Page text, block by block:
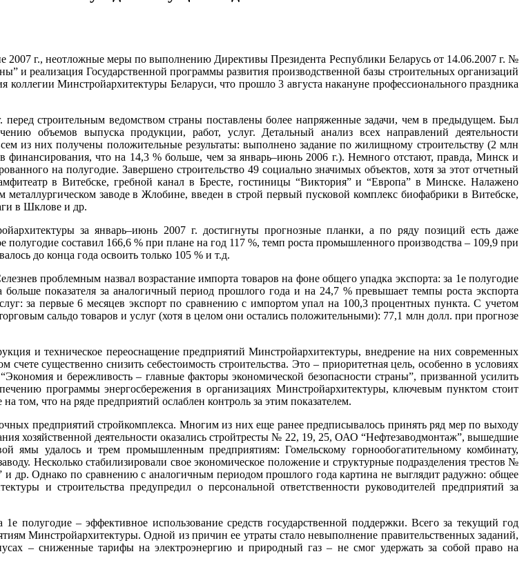
2007 г., неотложные меры по выполнению Директивы Президента Республики Беларусь от 14.06.2007 г. №
и реализация Государственной программы развития производственной базы строительных организаций
Минстройархитектуры Беларуси, что прошло 3 августа накануне профессионального праздника
строительным ведомством страны поставлены более напряженные задачи, чем в предыдущем. Был
объемов выпуска продукции, работ, услуг. Детальный анализ всех направлений деятельности
из них получены положительные результаты: выполнено задание по жилищному строительству (2 млн
что на 14,3 % больше, чем за январь–июнь 2006 г.). Немного отстают, правда, Минск и
на полугодие. Завершено строительство 49 социально значимых объектов, хотя за этот отчетный
в Витебске, гребной канал в Бресте, гостиницы “Виктория” и “Европа” в Минске. Налажено
заводе в Жлобине, введен в строй первый пусковой комплекс биофабрики в Витебске,
в Шклове и др.
за январь–июнь 2007 г. достигнуты прогнозные планки, а по ряду позиций есть даже
составил 166,6 % при плане на год 117 %, темп роста промышленного производства – 109,9 при
до конца года освоить только 105 % и т.д.
проблемным назвал возрастание импорта товаров на фоне общего упадка экспорта: за 1е полугодие
показателя за аналогичный период прошлого года и на 24,7 % превышает темпы роста экспорта
за первые 6 месяцев экспорт по сравнению с импортом упал на 100,3 процентных пункта. С учетом
сальдо товаров и услуг (хотя в целом они остались положительными): 77,1 млн долл. при прогнозе
и техническое переоснащение предприятий Минстройархитектуры, внедрение на них современных
существенно снизить себестоимость строительства. Это – приоритетная цель, особенно в условиях
и бережливость – главные факторы экономической безопасности страны”, призванной усилить
программы энергосбережения в организациях Минстройархитектуры, ключевым пунктом стоит
том, что на ряде предприятий ослаблен контроль за этим показателем.
предприятий стройкомплекса. Многим из них еще ранее предписывалось принять ряд мер по выходу
хозяйственной деятельности оказались стройтресты № 22, 19, 25, ОАО “Нефтезаводмонтаж”, вышедшие
ямы удалось и трем промышленным предприятиям: Гомельскому горно­обогатительному комбинату,
Несколько стабилизировали свое экономическое положение и структурные подразделения трестов №
и др. Однако по сравнению с аналогичным периодом прошлого года картина не выглядит радужно: общее
и строительства предупредил о персональной ответственности руководителей предприятий за
полугодие – эффективное использование средств государственной поддержки. Всего за текущий год
Минстройархитектуры. Одной из причин ее утраты стало невыполнение правительственных заданий,
– сниженные тарифы на электроэнергию и природный газ – не смог удержать за собой право на